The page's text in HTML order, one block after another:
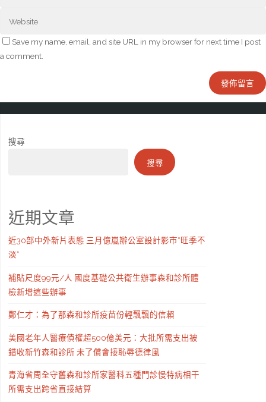
Save my name, email, and site URL in my browser for next time I post
a comment.
搜尋
搜尋
近期文章
近30部中外新片表態 三月億嵐辦公室設計影市“旺季不
淡”
補貼尺度99元/人 國度基礎公共衛生辦事森和診所體
檢新增這些辦事
鄭仁才：為了那森和診所疫苗份輕飄飄的信賴
美國老年人醫療債權超500億美元：大批所需支出被
錯收新竹森和診所 未了償會接恥辱德律風
青海省周全守舊森和診所家醫科五種門診慢特病相干
所需支出跨省直接結算